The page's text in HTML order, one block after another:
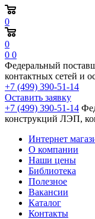
0
0
0 0
Федеральный
контактных сетей и
+7 (499) 390-51-14
Оставить заявку
+7 (499) 390-51-14
конструкций ЛЭП,
Интернет
О компании
Наши цены
Библиотека
Полезное
Вакансии
Каталог
Контакты